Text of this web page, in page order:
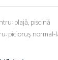
plajă, piscină
picioruș normal-